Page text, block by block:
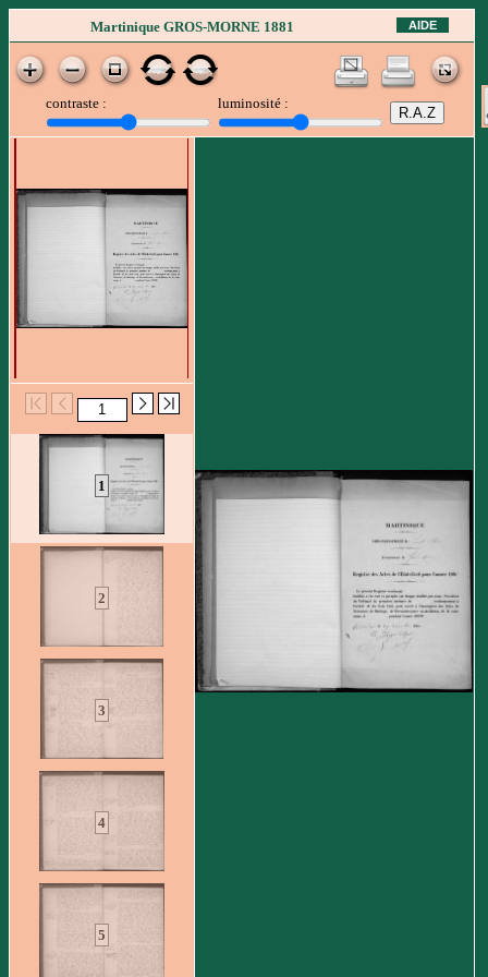
AIDE
Martinique GROS-MORNE 1881
contraste : luminosité :
1
2
3
4
5